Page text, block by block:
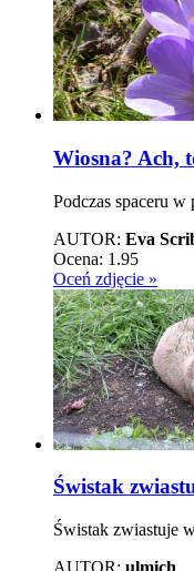
Wiosna? Ach,
Podczas spaceru w
AUTOR: Eva
Ocena: 1.95
Oceń zdjęcie »
Świstak
Świstak zwiastuje